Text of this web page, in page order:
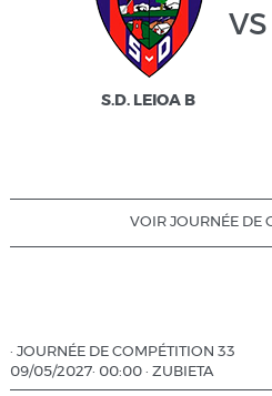
S.D. LEIOA B
vs
VOIR JOURNÉE DE
· JOURNÉE DE COMPÉTITION 33
09/05/2027· 00:00 · ZUBIETA